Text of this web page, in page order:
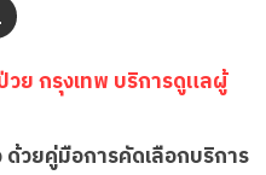
ย กรุงเทพ บริการดูแลผู้
วยคู่มือการคัดเลือกบริการ